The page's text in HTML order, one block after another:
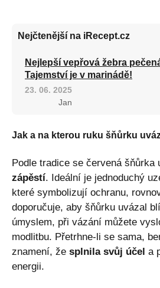
Nejčtenější na iRecept.cz
Nejlepší vepřová žebra
Tajemství je v marinádě!
23. 06. 2025
Jan
Jak a na kterou ruku šňůrku
Podle tradice se červená šňůrka
zápěstí. Ideální je jednoduchý
které symbolizují ochranu,
doporučuje, aby šňůrku uvázal
úmyslem, při vázání můžete
modlitbu. Přetrhne-li se sama,
znamení, že splnila svůj účel a
energii.